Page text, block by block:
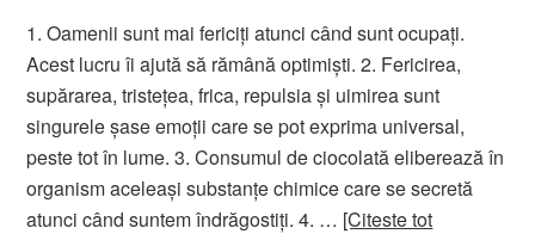
1. Oamenii sunt mai fericiţi atunci când sunt ocupaţi.
Acest lucru îi ajută să rămână optimişti. 2. Fericirea,
supărarea, tristeţea, frica, repulsia şi uimirea sunt
singurele şase emoţii care se pot exprima universal,
peste tot în lume. 3. Consumul de ciocolată eliberează în
organism aceleaşi substanţe chimice care se secretă
atunci când suntem îndrăgostiţi. 4. … [Citeste tot